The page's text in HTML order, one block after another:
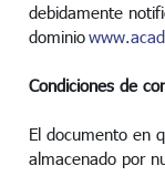
debidamente
dominio
Condiciones de
El documento en
almacenado por